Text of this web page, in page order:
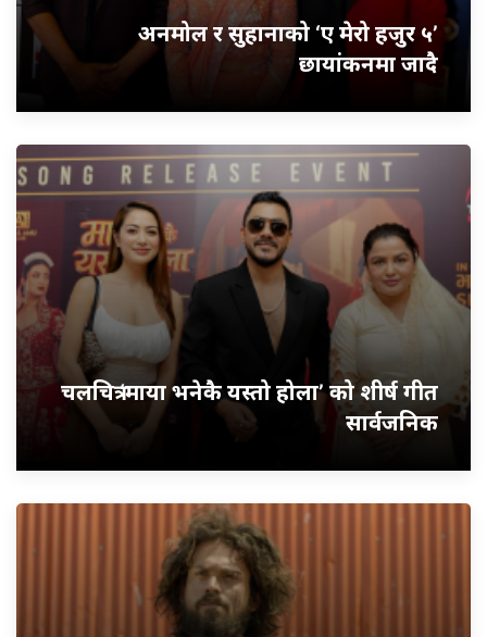
अनमोल र सुहानाको ‘ए मेरो हजुर ५’
छायांकनमा जादै
चलचित्र ‘माया भनेकै यस्तो होला’ को शीर्ष गीत
सार्वजनिक